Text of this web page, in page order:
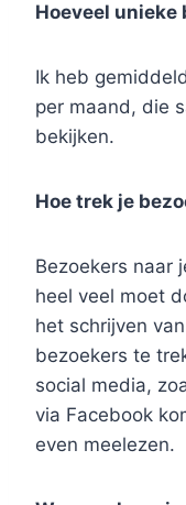
Hoeveel unieke
Ik heb
per maand, die
bekijken.
Hoe trek je
Bezoekers naar
heel veel moet
het schrijven
bezoekers te
social media,
via Facebook
even meelezen.